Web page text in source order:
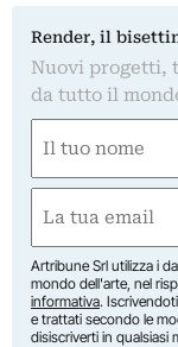
Render, il
Nuovi progetti,
da tutto il
(Obbligatorio)
Nome
(Obbligatorio)
Artribune Srl utilizza i
mondo dell'arte, nel
informativa.
e trattati secondo le
disiscriverti in qualsiasi